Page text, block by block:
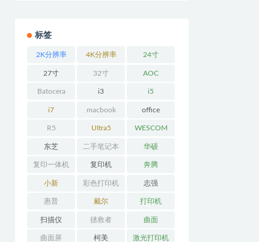
标签
2K分辨率 4K分辨率 24寸
27寸 32寸 AOC
Batocera i3 i5
i7 macbook office
R5 UItra5 WESCOM
东芝 二手笔记本 华硕
复印一体机 复印机 奔腾
小新 彩色打印机 志强
惠普 戴尔 打印机
扫描仪 拯救者 曲面
曲面屏 柯美 激光打印机